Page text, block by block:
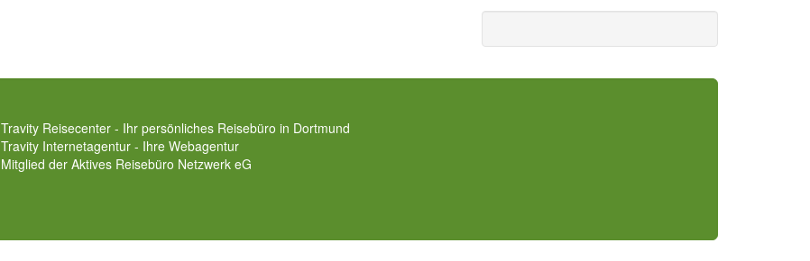
Travity Reisecenter - Ihr persönliches Reisebüro in Dortmund
Travity Internetagentur - Ihre Webagentur
Mitglied der Aktives Reisebüro Netzwerk eG